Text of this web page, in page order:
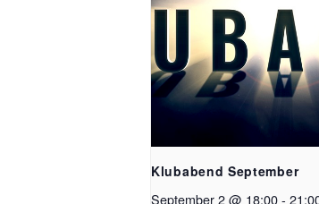
Klubabend September
September 2 @ 18:00-